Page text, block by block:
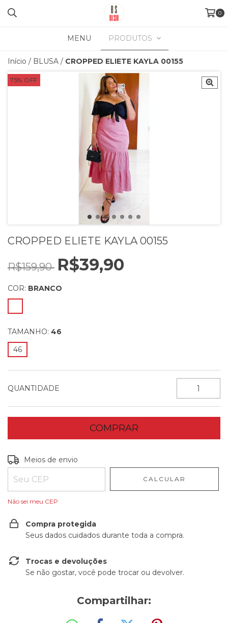
0
MENU PRODUTOS
Início / BLUSA / CROPPED ELIETE KAYLA 00155
75% OFF
CROPPED ELIETE KAYLA 00155
R$159,90 R$39,90
COR: BRANCO
TAMANHO: 46
46
QUANTIDADE
Entregas para o CEP:
Meios de envio
CALCULAR
Não sei meu CEP
Compra protegida
Seus dados cuidados durante toda a compra.
Trocas e devoluções
Se não gostar, você pode trocar ou devolver.
Compartilhar: